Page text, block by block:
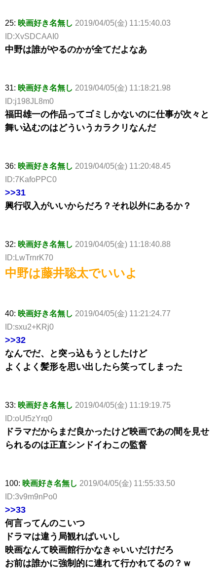
25: 映画好き名無し 2019/04/05(金) 11:15:40.03
ID:XvSDCAAI0
中野は誰がやるのかが全てだよなあ
31: 映画好き名無し 2019/04/05(金) 11:18:21.98
ID:j198JL8m0
福田雄一の作品ってゴミしかないのに仕事が次々と
舞い込むのはどういうカラクリなんだ
36: 映画好き名無し 2019/04/05(金) 11:20:48.45
ID:7KafoPPC0
>>31
興行収入がいいからだろ？それ以外にあるか？
32: 映画好き名無し 2019/04/05(金) 11:18:40.88
ID:LwTrnrK70
中野は藤井聡太でいいよ
40: 映画好き名無し 2019/04/05(金) 11:21:24.77
ID:sxu2+KRj0
>>32
なんでだ、と突っ込もうとしたけど
よくよく髪形を思い出したら笑ってしまった
33: 映画好き名無し 2019/04/05(金) 11:19:19.75
ID:oUt5zYrq0
ドラマだからまだ良かったけど映画であの間を見せ
られるのは正直シンドイわこの監督
100: 映画好き名無し 2019/04/05(金) 11:55:33.50
ID:3v9m9nPo0
>>33
何言ってんのこいつ
ドラマは違う局観ればいいし
映画なんて映画館行かなきゃいいだけだろ
お前は誰かに強制的に連れて行かれてるの？ｗ